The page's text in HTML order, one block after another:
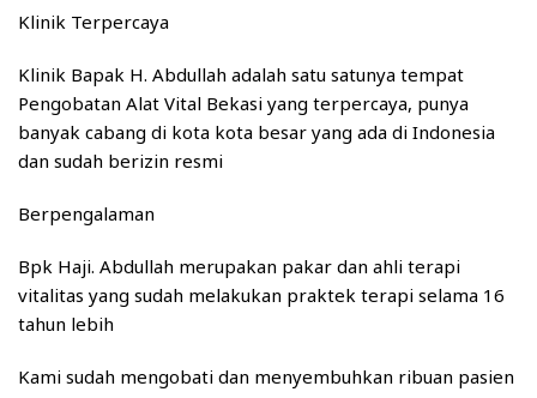
Klinik Terpercaya
Klinik Bapak H. Abdullah adalah satu satunya tempat
Pengobatan Alat Vital Bekasi yang terpercaya, punya
banyak cabang di kota kota besar yang ada di Indonesia
dan sudah berizin resmi
Berpengalaman
Bpk Haji. Abdullah merupakan pakar dan ahli terapi
vitalitas yang sudah melakukan praktek terapi selama 16
tahun lebih
Kami sudah mengobati dan menyembuhkan ribuan pasien